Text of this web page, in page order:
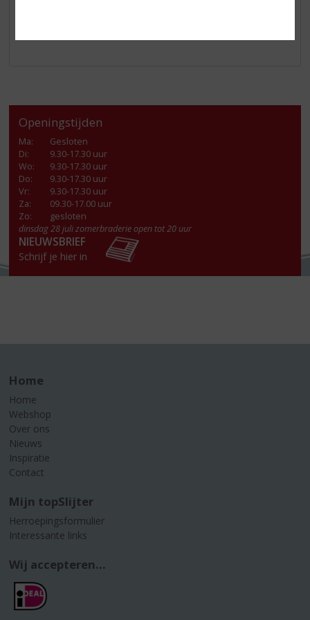
Openingstijden
Ma:
Gesloten
Di:
9.30-17.30 uur
Wo:
9.30-17.30 uur
Do:
9.30-17.30 uur
Vr:
9.30-17.30 uur
Za:
09.30-17.00 uur
Zo:
gesloten
dinsdag 28 juli zomerbraderie open tot 20 uur
NIEUWSBRIEF
Schrijf je hier in
Home
Home
Webshop
Over ons
Nieuws
Inspiratie
Contact
Mijn topSlijter
Herroepingsformulier
Interessante links
Wij accepteren...